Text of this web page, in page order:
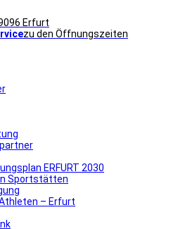
Erfurt
zu den Öffnungszeiten
ERFURT 2030
Sportstätten
– Erfurt